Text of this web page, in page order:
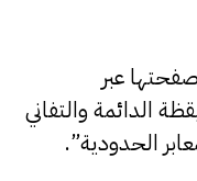
عبر
الدائمة والتفاني
الحدودية”.